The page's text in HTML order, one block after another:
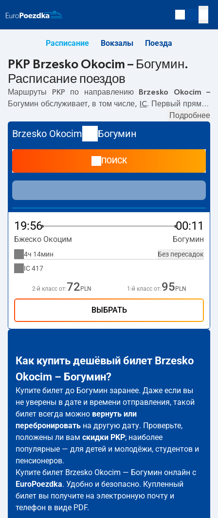
Расписание Вокзалы Поезда
PKP Brzesko Okocim – Богумин.
Расписание поездов
Маршруты PKP по направлению
Brzesko Okocim –
Богумин обслуживает, в том числе, IC. Первый прямой
с вокзала PKP Brzesko
19:56. Самое быстрое путешествие предлагает прямой
поездCARPATIA . Поездка на нём занимает04:14. В
настоящее время по маршруту
Богуминне курсируют другие поезда перевозчика PKP
Intercity. Поезд заканчивает маршрут на станции
Богумин.
Подробнее
Brzesko Okocim Богумин
ПОИСК
19:56 00:11
Бжеско Окоцим Богумин
Без пересадок
4ч 14мин
IC417
2-й класс от:72 PLN 1-й класс от:95 PLN
ВЫБРАТЬ
Как купить дешёвый билет Brzesko
Okocim – Богумин?
Купите билет до Богумин заранее. Даже если вы
не уверены в дате и времени отправления, такой
билет всегда можно вернуть или
перебронировать на другую дату. Проверьте,
положены ли вам скидки PKP; наиболее
популярные — для детей и молодёжи, студентов и
пенсионеров.
Купите билет Brzesko Okocim — Богумин онлайн с
EuroPoezdka. Удобно и безопасно. Купленный
билет вы получите на электронную почту и
телефон в виде PDF.